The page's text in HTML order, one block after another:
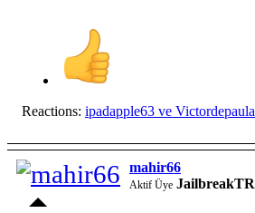
Reactions: ipadapple63 ve Victordepaula
mahir66
Aktif Üye JailbreakTR